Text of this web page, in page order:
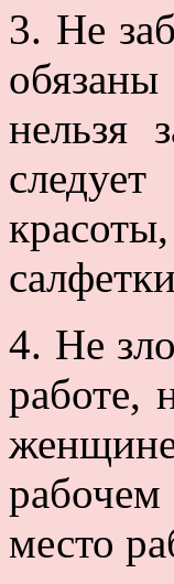
3. Не
нельзя
4. Не
работе,
место